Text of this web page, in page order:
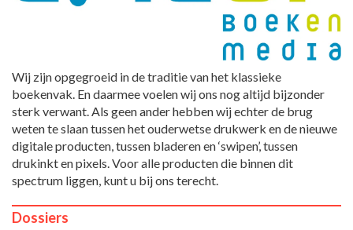
Wij zijn opgegroeid in de traditie van het klassieke
boekenvak. En daarmee voelen wij ons nog altijd bijzonder
sterk verwant. Als geen ander hebben wij echter de brug
weten te slaan tussen het ouderwetse drukwerk en de nieuwe
digitale producten, tussen bladeren en ‘swipen’, tussen
drukinkt en pixels. Voor alle producten die binnen dit
spectrum liggen, kunt u bij ons terecht.
Dossiers